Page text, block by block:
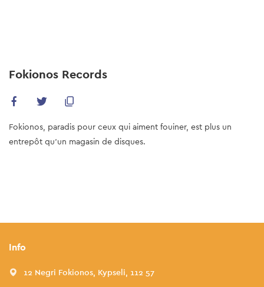
content
Fokionos Records
Fokionos, paradis pour ceux qui aiment fouiner, est plus un
entrepôt qu'un magasin de disques.
Info
12 Negri Fokionos, Kypseli, 112 57